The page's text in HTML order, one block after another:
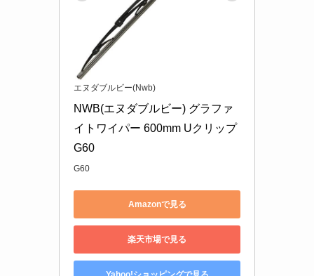
エヌダブルビー(Nwb)
NWB(エヌダブルビー) グラファ
イトワイパー 600mm Uクリップ
G60
G60
Amazonで見る
楽天市場で見る